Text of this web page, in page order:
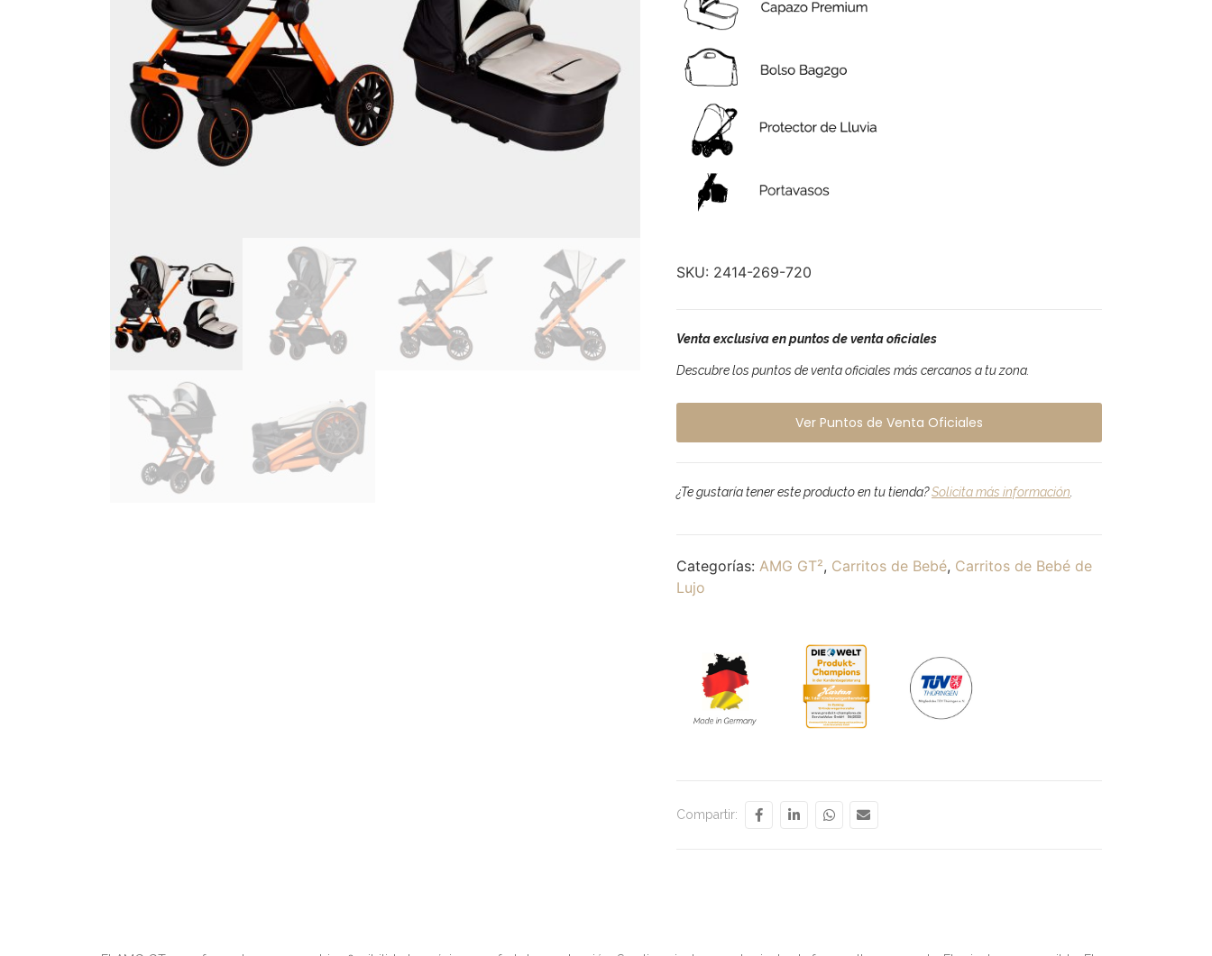
SKU: 2414-269-720
Venta exclusiva en puntos de venta oficiales
Descubre los puntos de venta oficiales más cercanos a tu zona.
Ver Puntos de Venta Oficiales
¿Te gustaría tener este producto en tu tienda?Solicita más información
Categorías: AMG GT², Carritos de Bebé, Carritos de Bebé de
Lujo
Compartir: